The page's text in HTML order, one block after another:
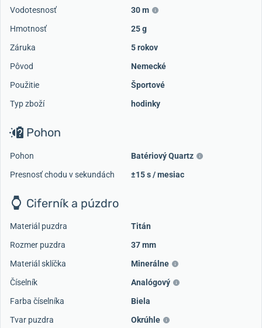
Vodotesnosť
30 m
Hmotnosť
25 g
Záruka
5 rokov
Pôvod
Nemecké
Použitie
Športové
Typ zboží
hodinky
Pohon
Pohon
Batériový Quartz
Presnosť chodu v sekundách
±15 s / mesiac
Ciferník a púzdro
Materiál puzdra
Titán
Rozmer puzdra
37 mm
Materiál sklíčka
Minerálne
Číselník
Analógový
Farba číselníka
Biela
Tvar puzdra
Okrúhle